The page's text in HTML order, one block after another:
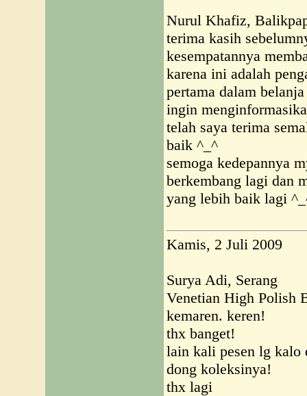
Nurul Khafiz,
terima kasih
kesempatannya
karena ini adalah
pertama dalam
ingin
telah saya terima
baik ^_^
semoga kedepannya
berkembang lagi dan
yang lebih baik lagi
Kamis, 2 Juli 2009
Surya Adi, Serang
Venetian High Polish
kemaren. keren!
thx banget!
lain kali pesen lg kalo
dong koleksinya!
thx lagi